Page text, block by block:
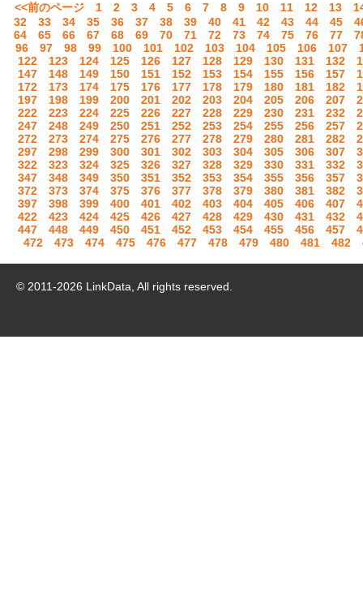
<<前のページ 1 2 3 4 5 6 7 8 9 10 11 12 13
32
33 34 35 36 37 38 39 40 41 42 43 44 45
64
65 66 67 68 69 70 71 72 73 74 75 76 77
96
97 98 99 100 101 102 103 104 105 106 107
122
123 124 125 126 127 128 129 130 131 132
147
148 149 150 151 152 153 154 155 156 157
172
173 174 175 176 177 178 179 180 181 182
197
198 199 200 201 202 203 204 205 206 207
222
223 224 225 226 227 228 229 230 231 232
247
248 249 250 251 252 253 254 255 256 257
272
273 274 275 276 277 278 279 280 281 282
297
298 299 300 301 302 303 304 305 306 307
322
323 324 325 326 327 328 329 330 331 332
347
348 349 350 351 352 353 354 355 356 357
372
373 374 375 376 377 378 379 380 381 382
397
398 399 400 401 402 403 404 405 406 407
422
423 424 425 426 427 428 429 430 431 432
447
448 449 450 451 452 453 454 455 456 457
472
473 474 475 476 477 478 479 480 481 482
© 2011-2026 LinkData, All rights reserved.